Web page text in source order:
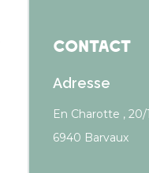
Contact
Adresse
En Charotte , 20/1
6940 Barvaux